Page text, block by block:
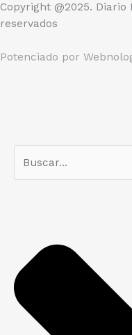
Copyright @2025.
reservados
Potenciado por